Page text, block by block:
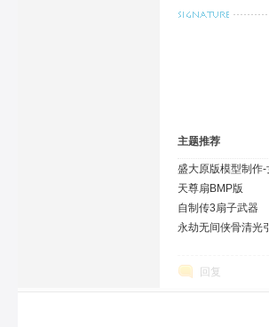
主题推荐
盛大原版模型制作-
天尊扇BMP版
自制传3扇子武器
永劫无间侠骨清光引
回复